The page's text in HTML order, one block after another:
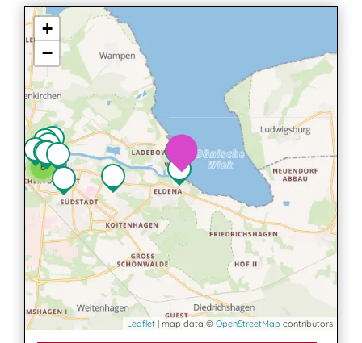
36
+
−
Leaflet | map data © OpenStreetMap contributors